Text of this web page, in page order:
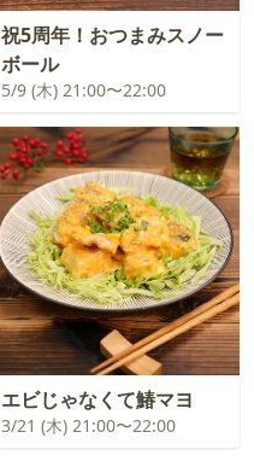
祝5周年！おつまみスノー
ボール
5/9 (木) 21:00〜22:00
エビじゃなくて鰆マヨ
3/21 (木) 21:00〜22:00